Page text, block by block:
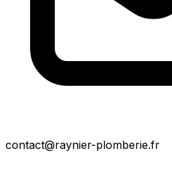
contact@raynier-plomberie.fr